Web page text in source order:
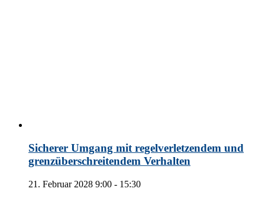
Sicherer Umgang mit regelverletzendem und
grenzüberschreitendem Verhalten
21. Februar 2028 9:00 - 15:30